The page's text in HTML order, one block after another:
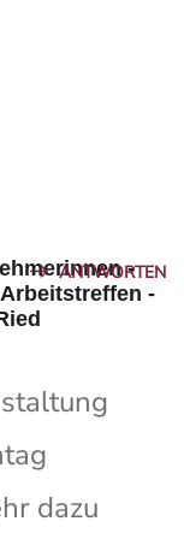
-
-
ANTWORTEN
dazu